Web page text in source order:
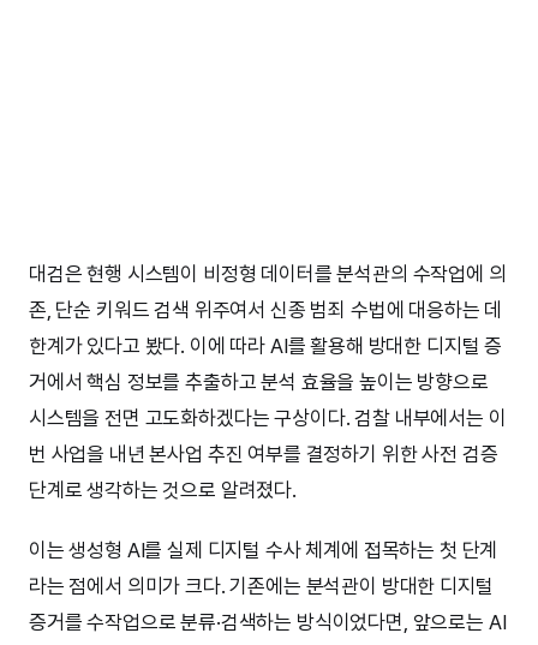
대검은 현행 시스템이 비정형 데이터를 분석관의 수작업에 의
존, 단순 키워드 검색 위주여서 신종 범죄 수법에 대응하는 데
한계가 있다고 봤다. 이에 따라 AI를 활용해 방대한 디지털 증
거에서 핵심 정보를 추출하고 분석 효율을 높이는 방향으로
시스템을 전면 고도화하겠다는 구상이다. 검찰 내부에서는 이
번 사업을 내년 본사업 추진 여부를 결정하기 위한 사전 검증
단계로 생각하는 것으로 알려졌다.
이는 생성형 AI를 실제 디지털 수사 체계에 접목하는 첫 단계
라는 점에서 의미가 크다. 기존에는 분석관이 방대한 디지털
증거를 수작업으로 분류·검색하는 방식이었다면, 앞으로는 AI